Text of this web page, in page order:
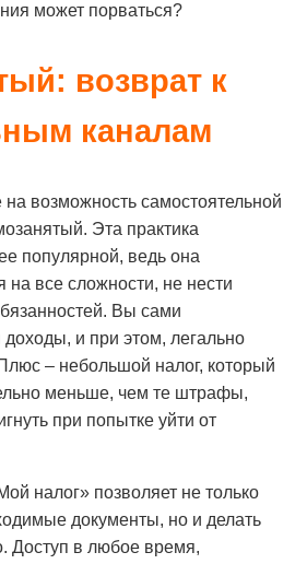
может порваться?
возврат к
каналам
возможность самостоятельной
Эта практика
популярной, ведь она
на все сложности, не нести
Вы сами
доходы, и при этом, легально
– небольшой налог, который
меньше, чем те штрафы,
при попытке уйти от
налог» позволяет не только
документы, но и делать
Доступ в любое время,